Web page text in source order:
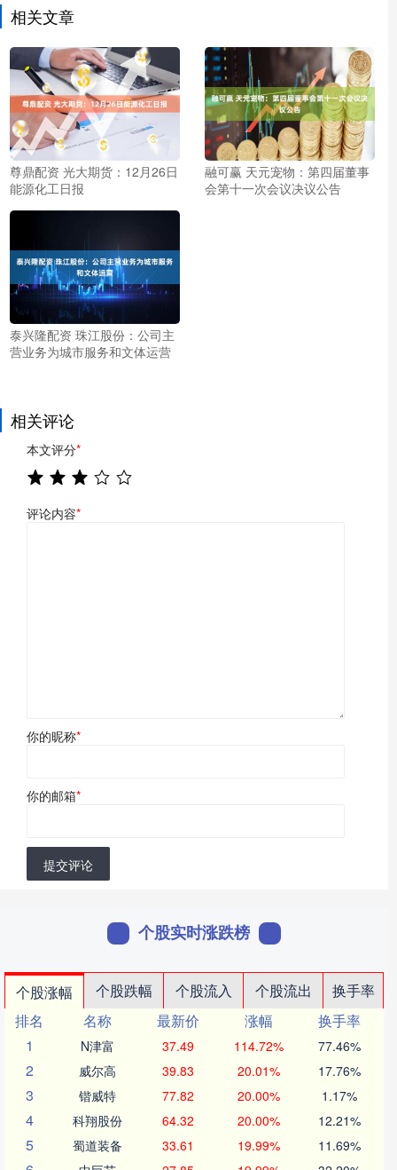
相关文章
尊鼎配资 光大期货：12月26日
能源化工日报
融可赢 天元宠物：第四届董事
会第十一次会议决议公告
泰兴隆配资 珠江股份：公司主
营业务为城市服务和文体运营
相关评论
本文评分*
评论内容*
你的昵称*
你的邮箱*
提交评论
个股实时涨跌榜
个股涨幅 个股跌幅 个股流入 个股流出
换手率
排名
名称 最新价 涨幅
换手率
1
N津富 37.49 114.72% 77.46%
2 威尔高 39.83 20.01% 17.76%
3 锴威特 77.82 20.00% 1.17%
4 科翔股份 64.32 20.00% 12.21%
5 蜀道装备 33.61 19.99% 11.69%